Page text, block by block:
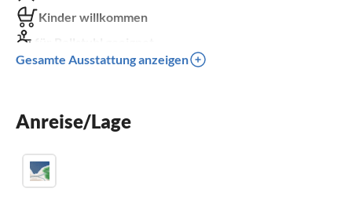
Kinder willkommen
Gesamte Ausstattung anzeigen
Anreise/Lage